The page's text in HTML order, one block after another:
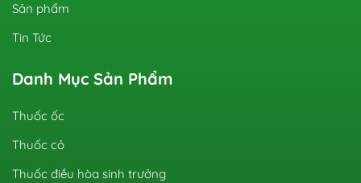
Sản phẩm
Tin Tức
Danh Mục Sản Phẩm
Thuốc ốc
Thuốc cỏ
Thuốc điều hòa sinh trưởng